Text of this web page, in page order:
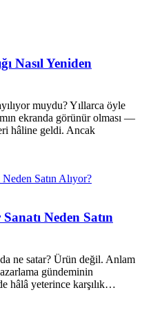
Nasıl Yeniden
muydu? Yıllarca öyle
ekranda görünür olması —
hâline geldi. Ancak
Neden Satın
ne satar? Ürün değil. Anlam
gündeminin
hâlâ yeterince karşılık…